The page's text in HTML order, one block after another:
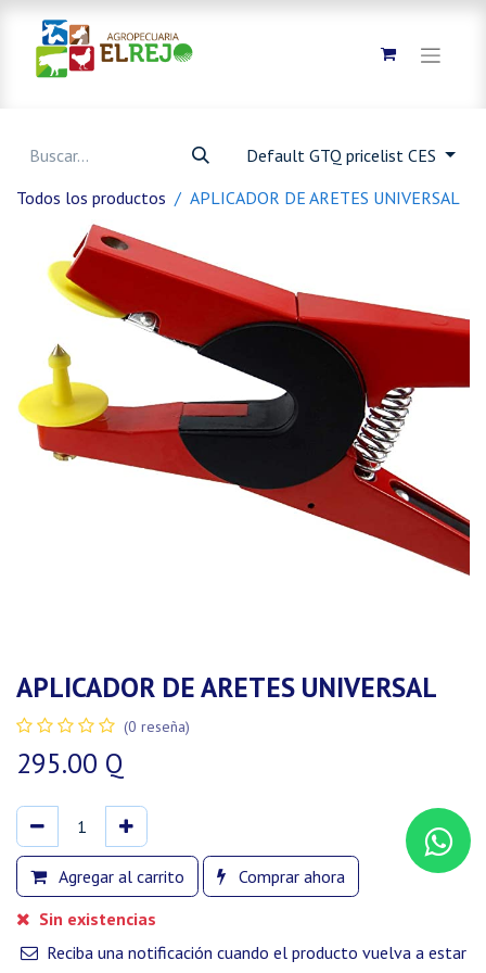
Default GTQ pricelist CES
Todos los productos
APLICADOR DE ARETES UNIVERSAL
APLICADOR DE ARETES UNIVERSAL
(0 reseña)
295.00 Q
Agregar al carrito
Comprar ahora
Sin existencias
Reciba una notificación cuando el producto vuelva a estar